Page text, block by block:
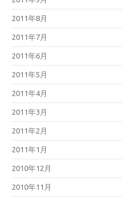
2011年8月
2011年7月
2011年6月
2011年5月
2011年4月
2011年3月
2011年2月
2011年1月
2010年12月
2010年11月